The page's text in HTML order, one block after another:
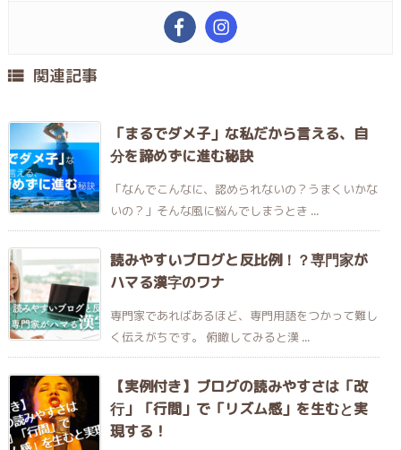
 関連記事
「まるでダメ子」な私だから言える、自
分を諦めずに進む秘訣
「なんでこんなに、認められないの？うまくいかな
いの？」そんな風に悩んでしまうとき ...
読みやすいブログと反比例！？専門家が
ハマる漢字のワナ
専門家であればあるほど、専門用語をつかって難し
く伝えがちです。 俯瞰してみると漢 ...
【実例付き】ブログの読みやすさは「改
行」「行間」で「リズム感」を生むと実
現する！